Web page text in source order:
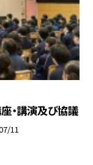
・講演及び協議
11